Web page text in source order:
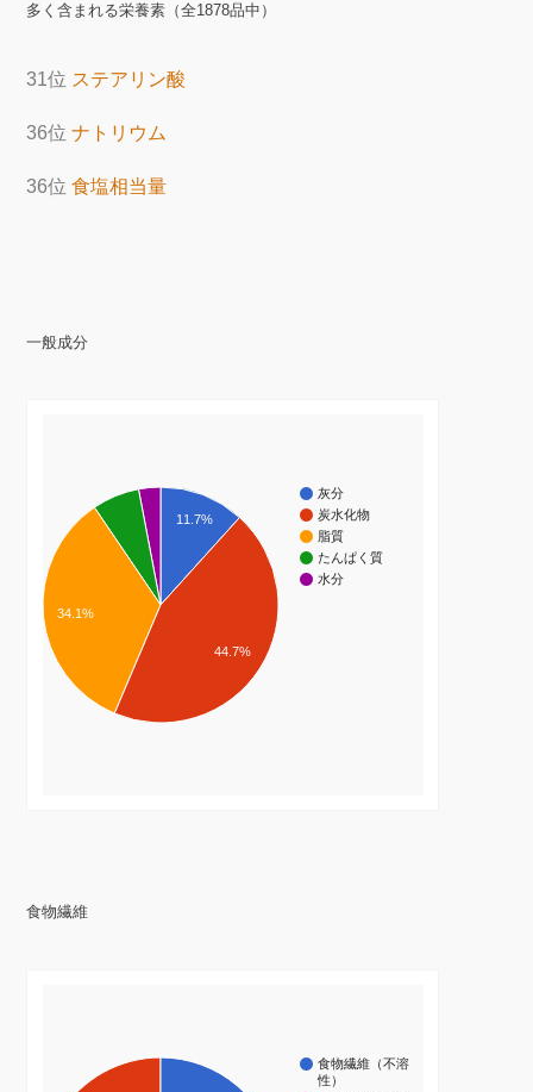
多く含まれる栄養素（全1878品中）
31位 ステアリン酸
36位ナトリウム
36位食塩相当量
一般成分
灰分
炭水化物
脂質
たんぱく質
水分
11.7%
34.1%
44.7%
食物繊維
食物繊維（不溶
性）